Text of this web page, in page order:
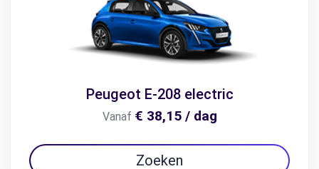
Peugeot E-208 electric
Vanaf € 38,15 / dag
Zoeken